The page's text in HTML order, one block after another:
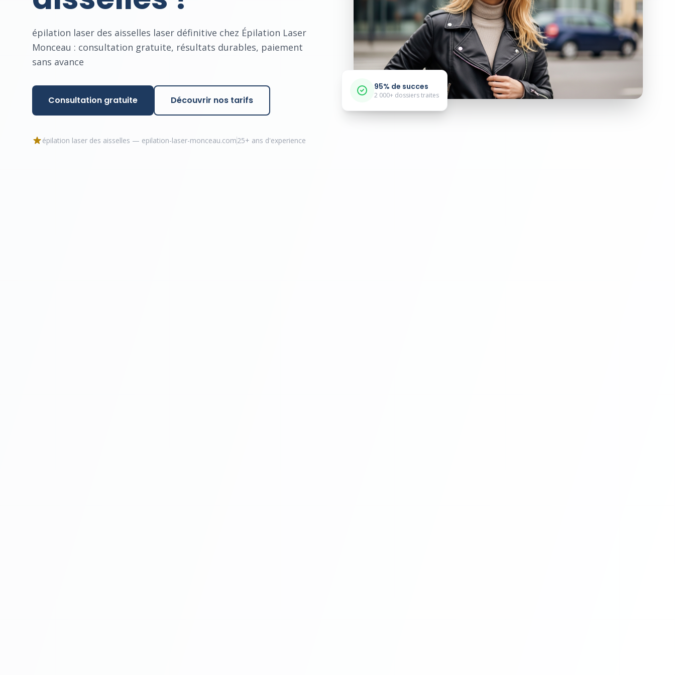
épilation laser des aisselles laser définitive chez Épilation Laser
Monceau : consultation gratuite, résultats durables, paiement
sans avance
Consultation gratuite Découvrir nos tarifs
épilation laser des aisselles — epilation-laser-monceau.com25+ ans d'experience
95% de succes
2 000+ dossiers traites